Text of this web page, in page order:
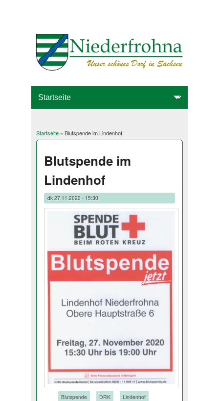
Sie sind hier
Startseite» Blutspende im Lindenhof
Blutspende im
Lindenhof
dk27.11.2020 - 15:30
Blutspende DRK Lindenhof